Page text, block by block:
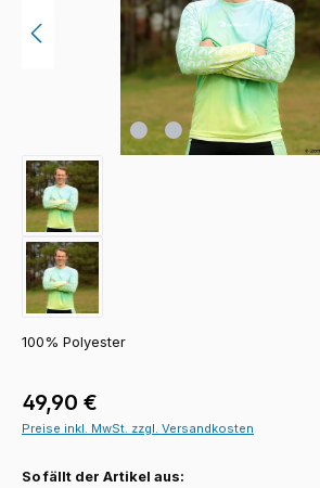
100% Polyester
Regulärer Preis:
49,90 €
Preise inkl. MwSt. zzgl. Versandkosten
So fällt der Artikel aus: